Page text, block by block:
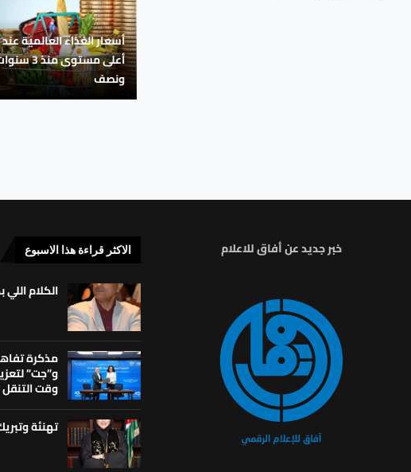
أسعار الغذاء العالمية عند
أعلى مستوى منذ 3
ونصف
خبر جديد عن أفاق للاعلام الاكثر قراءة هذا الاسبوع
الكلام
مذكرة
و”جت”
وقت
تهنئة